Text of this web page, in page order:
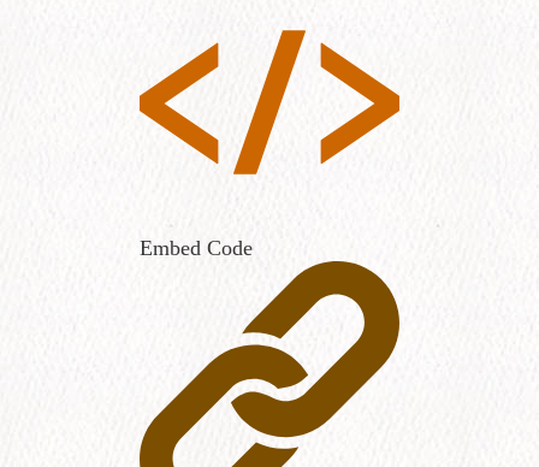
Embed Code